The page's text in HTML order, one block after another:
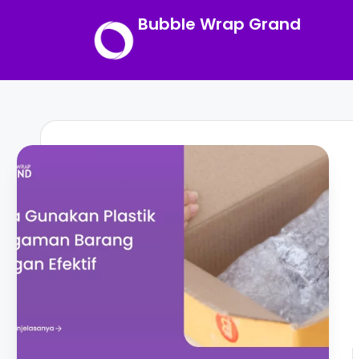
Bubble Wrap Grand